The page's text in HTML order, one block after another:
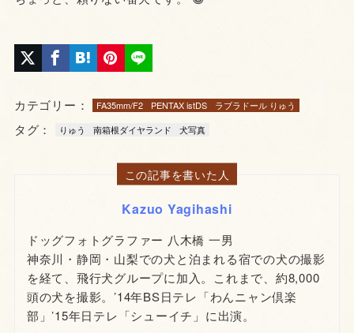
カテゴリー： FA35mm/F2 PENTAX istDS ラブラドール りゅう
タグ： りゅう 南箱根ダイヤランド 犬写真
この記事を書いた人
Kazuo Yagihashi
ドッグフォトグラファー 八木橋 一男
神奈川・静岡・山梨での犬と泊まれる宿での犬の撮影
を経て、飛行犬グループに加入。これまで、約8,000
頭の犬を撮影。’14年BS日テレ「わんニャン倶楽
部」’15年日テレ「シューイチ」に出演。